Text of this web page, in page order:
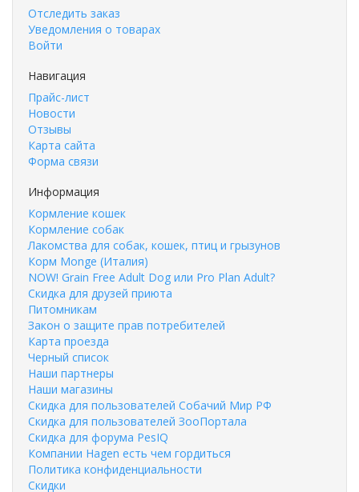
Отследить заказ
Уведомления о товарах
Войти
Навигация
Прайс-лист
Новости
Отзывы
Карта сайта
Форма связи
Информация
Кормление кошек
Кормление собак
Лакомства для собак, кошек, птиц и грызунов
Корм Monge (Италия)
NOW! Grain Free Adult Dog или Pro Plan Adult?
Скидка для друзей приюта
Питомникам
Закон о защите прав потребителей
Карта проезда
Черный список
Наши партнеры
Наши магазины
Скидка для пользователей Собачий Мир РФ
Скидка для пользователей ЗооПортала
Скидка для форума PesIQ
Компании Hagen есть чем гордиться
Политика конфиденциальности
Скидки